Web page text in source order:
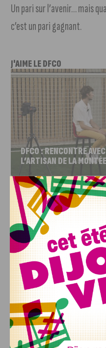
Un pari sur l’avenir… mais
c’est un pari gagnant.
J'AIME LE DFCO
DFCO : RENCONTRE
L’ARTISAN DE LA
INFOS,
DFCO :
Ligue 2
7 AOÛT, 2026
Le DFCO
d’absence.
INFOS,
7 AOÛT, 2026
Le
Une